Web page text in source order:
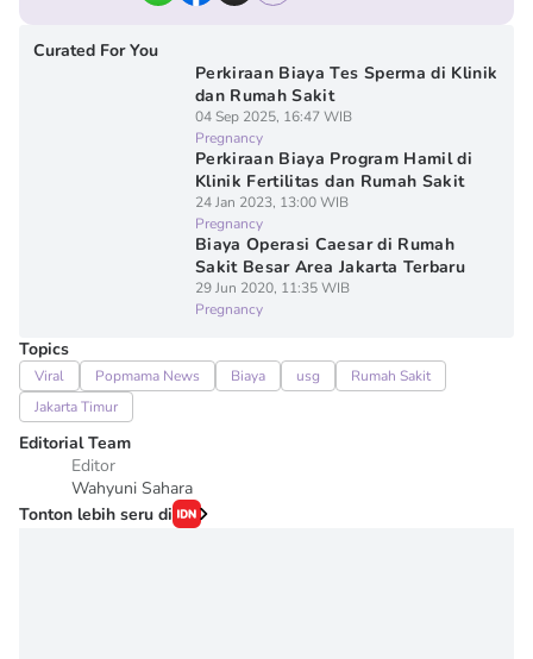
Curated For You
Perkiraan Biaya Tes Sperma di Klinik
dan Rumah Sakit
04 Sep 2025, 16:47 WIB
Pregnancy
Perkiraan Biaya Program Hamil di
Klinik Fertilitas dan Rumah Sakit
24 Jan 2023, 13:00 WIB
Pregnancy
Biaya Operasi Caesar di Rumah
Sakit Besar Area Jakarta Terbaru
29 Jun 2020, 11:35 WIB
Pregnancy
Topics
Viral Popmama News Biaya usg
Rumah Sakit
Jakarta Timur
Editorial Team
Editor
Wahyuni Sahara
Tonton lebih seru di